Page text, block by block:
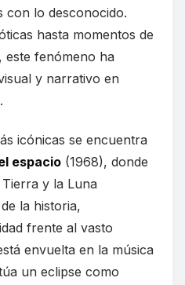
con lo desconocido.
hasta momentos de
este fenómeno ha
y narrativo en
icónicas se encuentra
espacio (1968), donde
y la Luna
la historia,
frente al vasto
envuelta en la música
un eclipse como